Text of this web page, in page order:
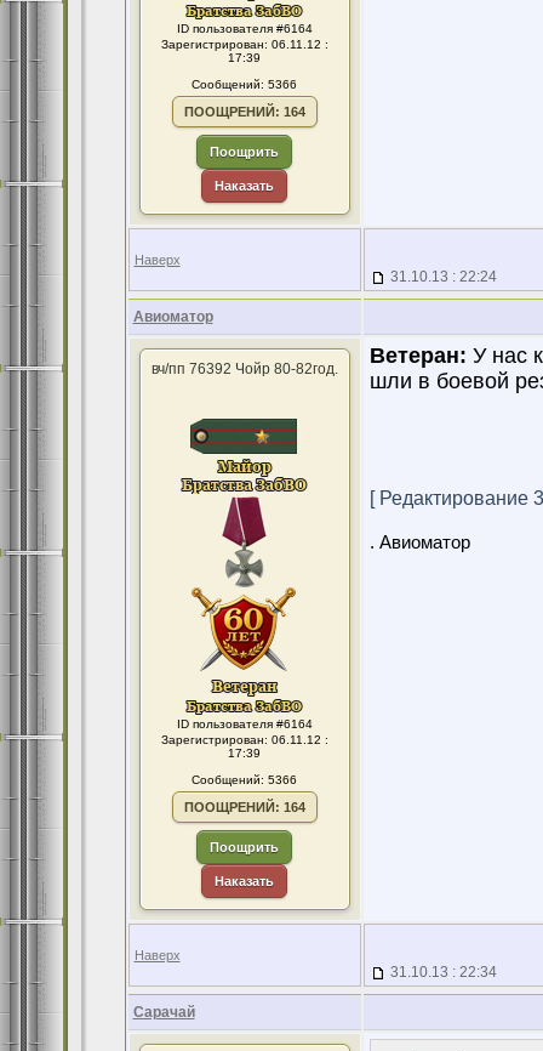
ID пользователя #6164
Зарегистрирован: 06.11.12 :
17:39
Сообщений: 5366
ПООЩРЕНИЙ: 164
Поощрить
Наказать
Наверх
31.10.13 : 22:24
Авиоматор
вч/пп 76392 Чойр 80-82год.
ID пользователя #6164
Зарегистрирован: 06.11.12 :
17:39
Сообщений: 5366
ПООЩРЕНИЙ: 164
Поощрить
Наказать
Ветеран: У нас
шли в боевой
[ Редактирование
. Авиоматор
Наверх
31.10.13 : 22:34
Сарачай